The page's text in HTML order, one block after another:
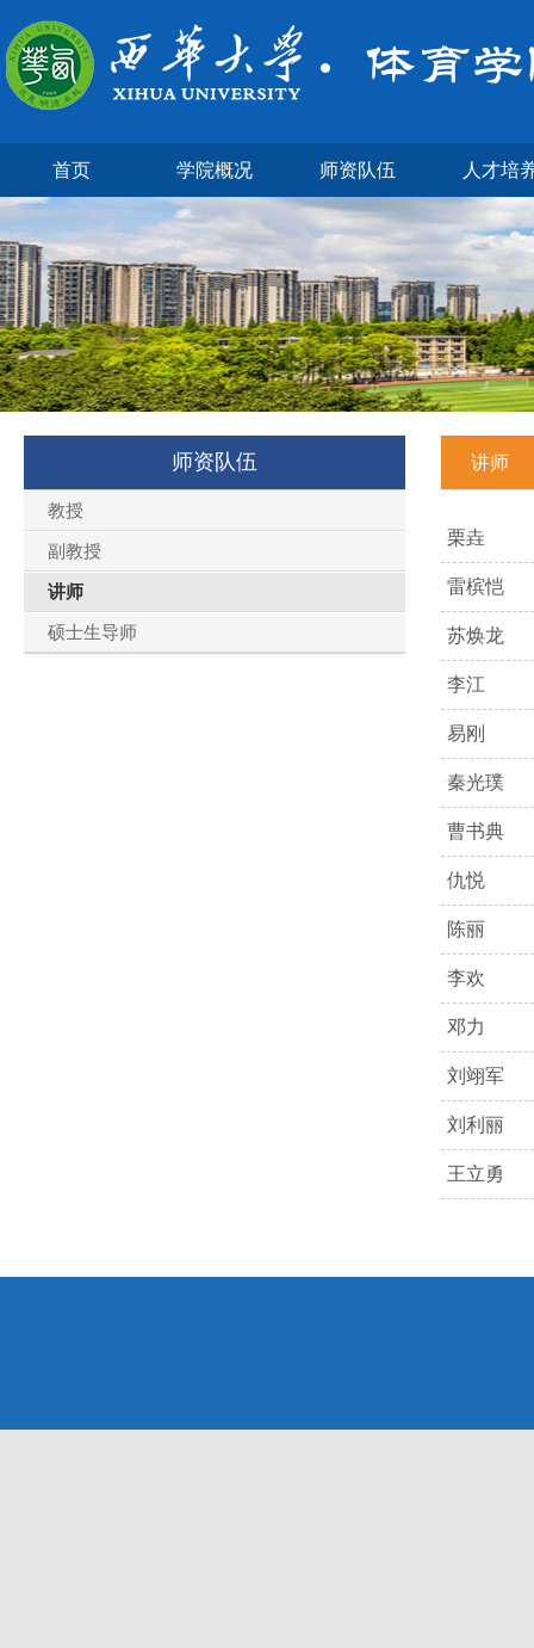
首页 学院概况 师资队伍 人才培
师资队伍
教授
副教授
讲师
硕士生导师
讲师
栗垚
雷槟恺
苏焕龙
李江
易刚
秦光璞
曹书典
仇悦
陈丽
李欢
邓力
刘翊军
刘利丽
王立勇